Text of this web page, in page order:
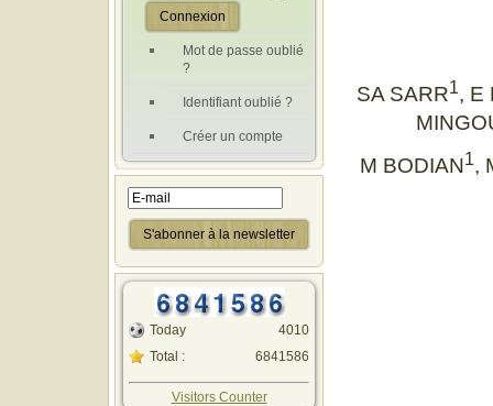
Mot de passe oublié
?
Identifiant oublié ?
Créer un compte
Today
Total :
4010
6841586
Visitors Counter
SA SARR1, E
M BODIAN1,